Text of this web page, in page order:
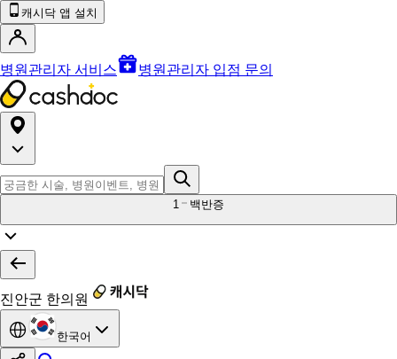
캐시닥 앱 설치
병원관리자 서비스 병원관리자 입점 문의
1 백반증
진안군 한의원
한국어